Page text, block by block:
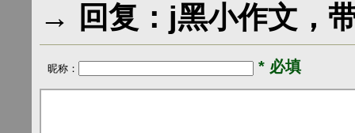
→ 回复：j黑小作文，
昵称： * 必填